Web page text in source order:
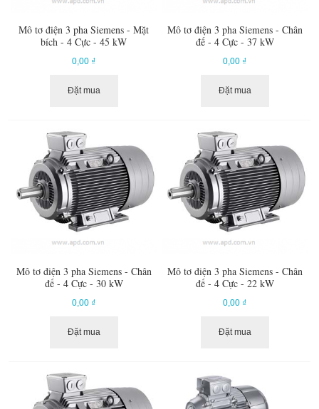
Mô tơ điện 3 pha Siemens - Mặt
bích - 4 Cực - 45 kW
0,00 ₫
Đặt mua
Mô tơ điện 3 pha Siemens - Chân
đế - 4 Cực - 37 kW
0,00 ₫
Đặt mua
Mô tơ điện 3 pha Siemens - Chân
đế - 4 Cực - 30 kW
0,00 ₫
Đặt mua
Mô tơ điện 3 pha Siemens - Chân
đế - 4 Cực - 22 kW
0,00 ₫
Đặt mua